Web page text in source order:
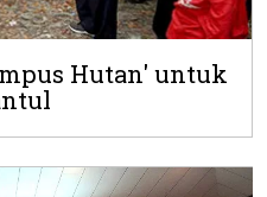
Hutan' untuk